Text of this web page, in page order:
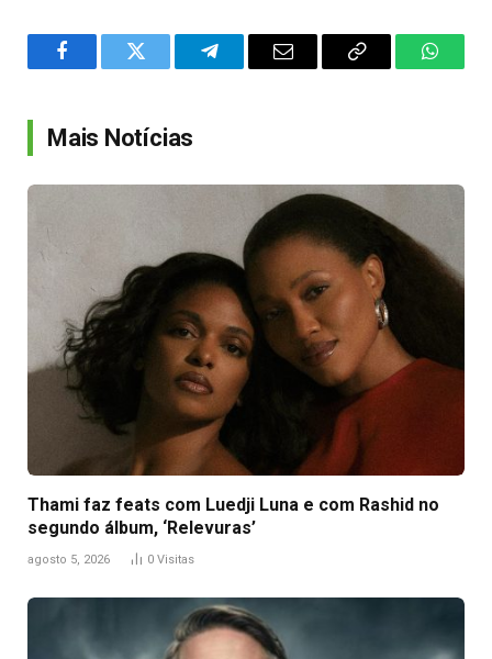
FacebookTwitter TelegramEmail
Copy
Mais Notícias
Thami faz feats com Luedji Luna e com Rashid no
segundo álbum, ‘Relevuras’
agosto 5, 2026 0 Visitas